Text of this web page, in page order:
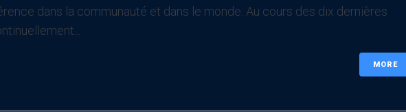
dans la communauté et dans le monde. Au cours des dix dernières
MORE